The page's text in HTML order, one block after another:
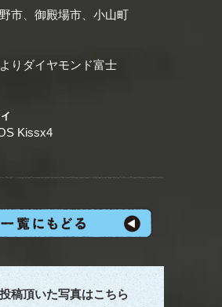
市、御殿場市、小山町
りダイヤモンド富士
Kissx4
稿頂いた写真はこちら